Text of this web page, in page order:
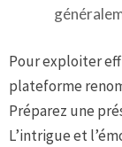
Pour exploiter
plateforme
Préparez une
L’intrigue et